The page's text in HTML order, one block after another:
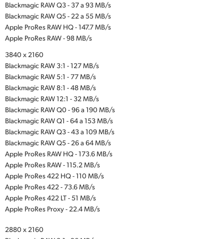
Blackmagic RAW Q3 - 37 a 93 MB/s
Blackmagic RAW Q5 - 22 a 55 MB/s
Apple ProRes RAW HQ - 147.7 MB/s
Apple ProRes RAW - 98 MB/s
3840 x 2160
Blackmagic RAW 3:1 - 127 MB/s
Blackmagic RAW 5:1 - 77 MB/s
Blackmagic RAW 8:1 - 48 MB/s
Blackmagic RAW 12:1 - 32 MB/s
Blackmagic RAW Q0 - 96 a 190 MB/s
Blackmagic RAW Q1 - 64 a 153 MB/s
Blackmagic RAW Q3 - 43 a 109 MB/s
Blackmagic RAW Q5 - 26 a 64 MB/s
Apple ProRes RAW HQ - 173.6 MB/s
Apple ProRes RAW - 115.2 MB/s
Apple ProRes 422 HQ - 110 MB/s
Apple ProRes 422 - 73.6 MB/s
Apple ProRes 422 LT - 51 MB/s
Apple ProRes Proxy - 22.4 MB/s
2880 x 2160